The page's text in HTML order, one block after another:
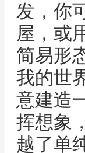
发，你
屋，或
简易形
我的世
意建造
挥想象
越了单